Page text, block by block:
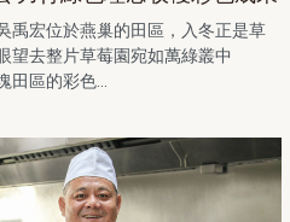
禹宏位於燕巢的田區，入冬正是草
望去整片草莓園宛如萬綠叢中
田區的彩色...